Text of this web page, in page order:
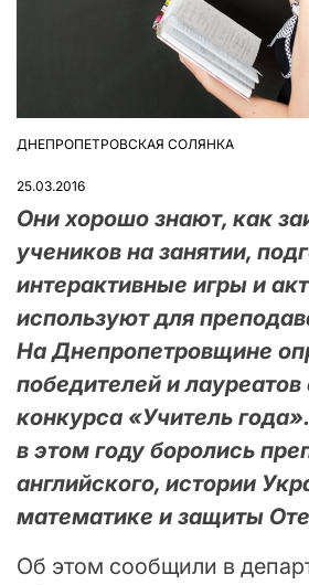
ОПУБЛІКУВАТИ
ДНЕПРОПЕТРОВСКАЯ СОЛЯНКА
25.03.2016
Они хорошо знают, как
учеников на занятии,
интерактивные игры и
используют для
На Днепропетровщине
победителей и
конкурса «Учитель
в этом году боролись
английского, истории
математике и защиты
Об этом сообщили в